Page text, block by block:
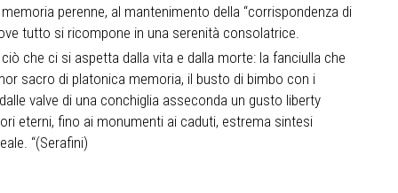
perenne, al mantenimento della “corrispondenza di
tutto si ricompone in una serenità consolatrice.
che ci si aspetta dalla vita e dalla morte: la fanciulla che
sacro di platonica memoria, il busto di bimbo con i
valve di una conchiglia asseconda un gusto liberty
eterni, fino ai monumenti ai caduti, estrema sintesi
“(Serafini)